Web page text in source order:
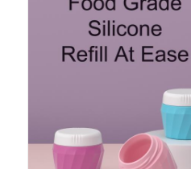
실리콘 접이식 물병